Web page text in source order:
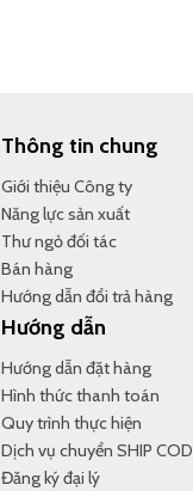
Thông tin chung
Giới thiệu Công ty
Năng lực sản xuất
Thư ngỏ đối tác
Bán hàng
Hướng dẫn đổi trả hàng
Hướng dẫn
Hướng dẫn đặt hàng
Hình thức thanh toán
Quy trình thực hiện
Dịch vụ chuyển SHIP COD
Đăng ký đại lý